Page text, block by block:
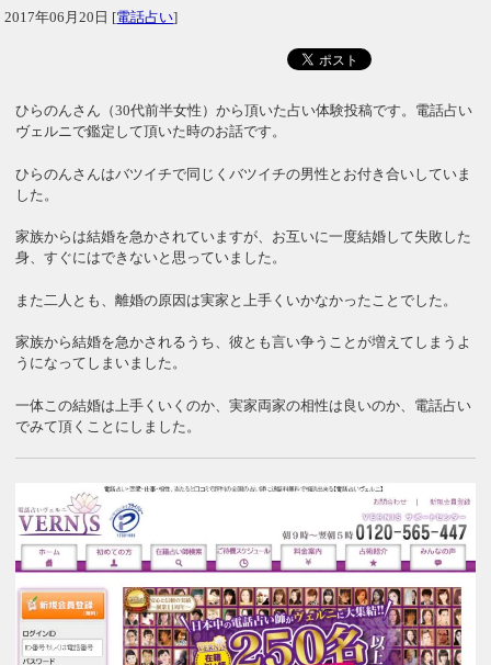
2017年06月20日 [電話占い]
ひらのんさん（30代前半女性）から頂いた占い体験投稿です。電話占い
ヴェルニで鑑定して頂いた時のお話です。
ひらのんさんはバツイチで同じくバツイチの男性とお付き合いしていま
した。
家族からは結婚を急かされていますが、お互いに一度結婚して失敗した
身、すぐにはできないと思っていました。
また二人とも、離婚の原因は実家と上手くいかなかったことでした。
家族から結婚を急かされるうち、彼とも言い争うことが増えてしまうよ
うになってしまいました。
一体この結婚は上手くいくのか、実家両家の相性は良いのか、電話占い
でみて頂くことにしました。